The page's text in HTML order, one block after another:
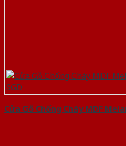
Cửa Gỗ Chống Cháy MDF